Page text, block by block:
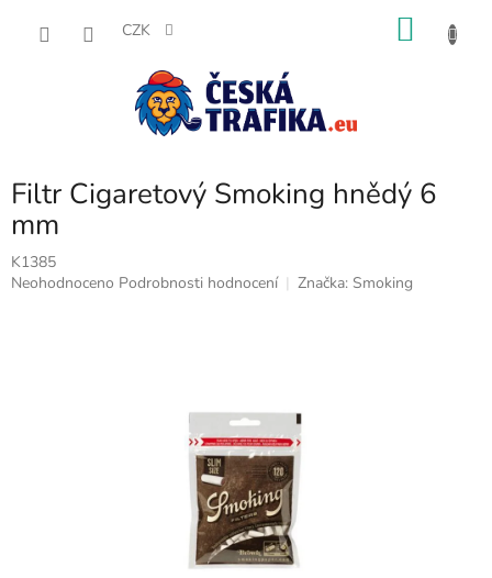
CZK
Filtr Cigaretový Smoking hnědý 6
mm
K1385
Průměrné
Neohodnoceno Podrobnosti hodnocení Značka: Smoking